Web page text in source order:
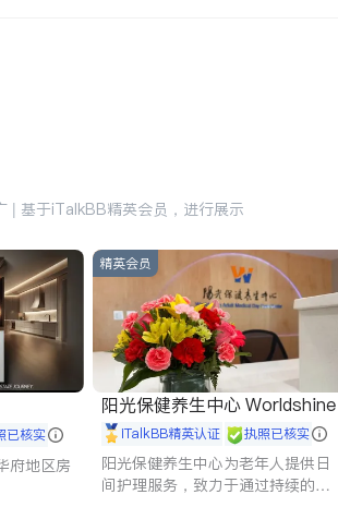
| 基于iTalkBB精英会员，进行展示
已核实
府地区房
精英会员
阳光保健养生中心 Worldshine
iTalkBB精英认证 执照已核实
阳光保健养生中心为老年人提供日
间护理服务，致力于通过持续的护